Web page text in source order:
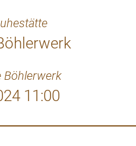
Böhlerwerk
11:00